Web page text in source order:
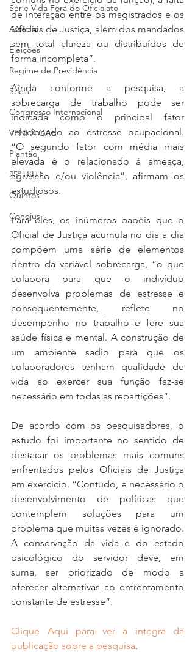
Serie Vida Fora do Oficialato
Assédio
Eleições
Regime de Previdência
Social
Congresso Internacional
VPNI X GAE
Plantão
25º UIHJ
Quintos
Conojus
de interação entre os magistrados e os
Oficiais de Justiça, além dos mandados
sem total clareza ou distribuídos de
forma incompleta”.
Ainda conforme a pesquisa, a
sobrecarga de trabalho pode ser
indicada como o principal fator
relacionado ao estresse ocupacional.
“O segundo fator com média mais
elevada é o relacionado à ameaça,
agressão e/ou violência”, afirmam os
estudiosos.
Para eles, os inúmeros papéis que o
Oficial de Justiça acumula no dia a dia
compõem uma série de elementos
dentro da variável sobrecarga, “o que
colabora para que o indivíduo
desenvolva problemas de estresse e
consequentemente, reflete no
desempenho no trabalho e fere sua
saúde física e mental. A construção de
um ambiente sadio para que os
colaboradores tenham qualidade de
vida ao exercer sua função faz-se
necessário em todas as repartições”.
De acordo com os pesquisadores, o
estudo foi importante no sentido de
destacar os problemas mais comuns
enfrentados pelos Oficiais de Justiça
em exercício. “Contudo, é necessário o
desenvolvimento de políticas que
contemplem soluções para um
problema que muitas vezes é ignorado.
A conservação da vida e do estado
psicológico do servidor deve, em
suma, ser priorizado de modo a
oferecer alternativas ao enfrentamento
constante de estresse”.
Clique Aqui para ver a íntegra da
publicação sobre a pesquisa.